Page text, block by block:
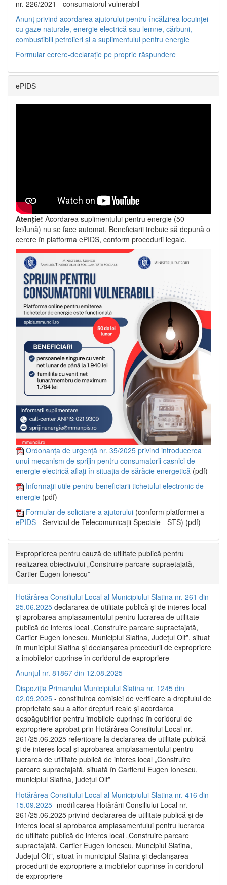
nr. 226/2021 - consumatorul vulnerabil
Anunț privind acordarea ajutorului pentru încălzirea locuinței
cu gaze naturale, energie electrică sau lemne, cărbuni,
combustibili petrolieri și a suplimentului pentru energie
Formular cerere-declarație pe proprie răspundere
ePIDS
Atenție! Acordarea suplimentului pentru energie (50
lei/lună) nu se face automat. Beneficiarii trebuie să depună o
cerere în platforma ePIDS, conform procedurii legale.
Ordonanța de urgență nr. 35/2025 privind introducerea
unui mecanism de sprijin pentru consumatorii casnici de
energie electrică aflați în situația de sărăcie energetică (pdf)
Informații utile pentru beneficiarii tichetului electronic de
energie (pdf)
Formular de solicitare a ajutorului (conform platformei a
ePIDS - Serviciul de Telecomunicații Speciale - STS) (pdf)
Exproprierea pentru cauză de utilitate publică pentru
realizarea obiectivului „Construire parcare supraetajată,
Cartier Eugen Ionescu”
Hotărârea Consiliului Local al Municipiului Slatina nr. 261 din
25.06.2025 declararea de utilitate publică și de interes local
și aprobarea amplasamentului pentru lucrarea de utilitate
publică de interes local „Construire parcare supraetajată,
Cartier Eugen Ionescu, Municipiul Slatina, Județul Olt”, situat
în municipiul Slatina și declanșarea procedurii de expropriere
a imobilelor cuprinse în coridorul de expropriere
Anunțul nr. 81867 din 12.08.2025
Dispoziția Primarului Municipiului Slatina nr. 1245 din
02.09.2025 - constituirea comisiei de verificare a dreptului de
proprietate sau a altor drepturi reale și acordarea
despăgubirilor pentru imobilele cuprinse în coridorul de
expropriere aprobat prin Hotărârea Consiliului Local nr.
261/25.06.2025 referitoare la declararea de utilitate publică
și de interes local și aprobarea amplasamentului pentru
lucrarea de utilitate publică de interes local „Construire
parcare supraetajată, situată în Cartierul Eugen Ionescu,
municipiul Slatina, județul Olt”
Hotărârea Consiliului Local al Municipiului Slatina nr. 416 din
15.09.2025- modificarea Hotărârii Consiliului Local nr.
261/25.06.2025 privind declararea de utilitate publică și de
interes local și aprobarea amplasamentului pentru lucrarea
de utilitate publică de interes local „Construire parcare
supraetajată, Cartier Eugen Ionescu, Muncipiul Slatina,
Județul Olt”, situat în municipiul Slatina și declanșarea
procedurii de expropriere a imobilelor cuprinse în coridorul
de expropriere